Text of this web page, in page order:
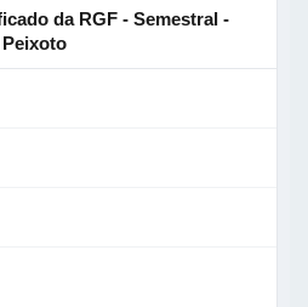
da RGF - Semestral -